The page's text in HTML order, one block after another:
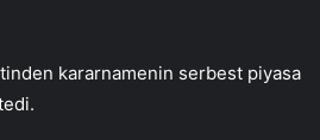
kararnamenin serbest piyasa